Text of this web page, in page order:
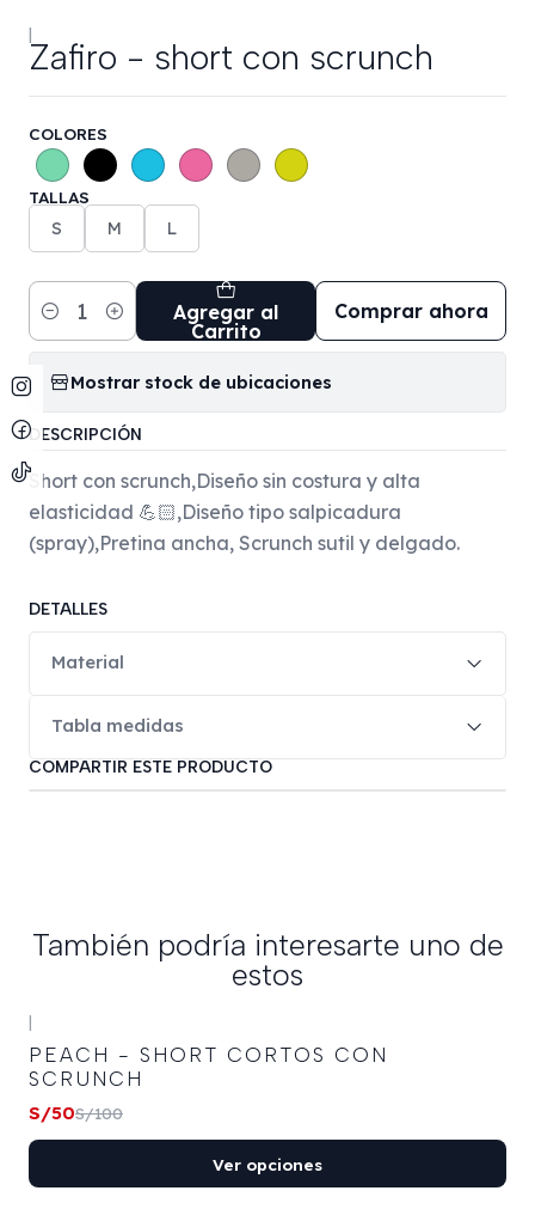
|
Zafiro - short con scrunch
COLORES
TALLAS
S M L
Cantidad
Agregar al
Carrito
Comprar ahora
Mostrar stock de ubicaciones
DESCRIPCIÓN
Short con scrunch,Diseño sin costura y alta
elasticidad 💪🏻,Diseño tipo salpicadura
(spray),Pretina ancha, Scrunch sutil y delgado.
DETALLES
Material
Tabla medidas
COMPARTIR ESTE PRODUCTO
También podría interesarte uno de
estos
-50% OFF
+19
PEACH - SHORT CORTOS CON
SCRUNCH
S/50S/100
Ver opciones